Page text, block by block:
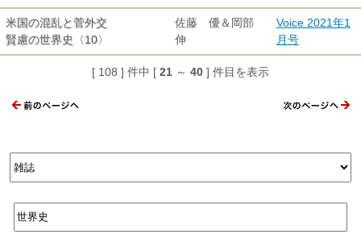
米国の混乱と菅外交
賢慮の世界史〈10〉
佐藤 優＆岡部
伸
Voice 2021年1
月号
[ 108 ] 件中 [ 21 ～ 40 ] 件目を表示